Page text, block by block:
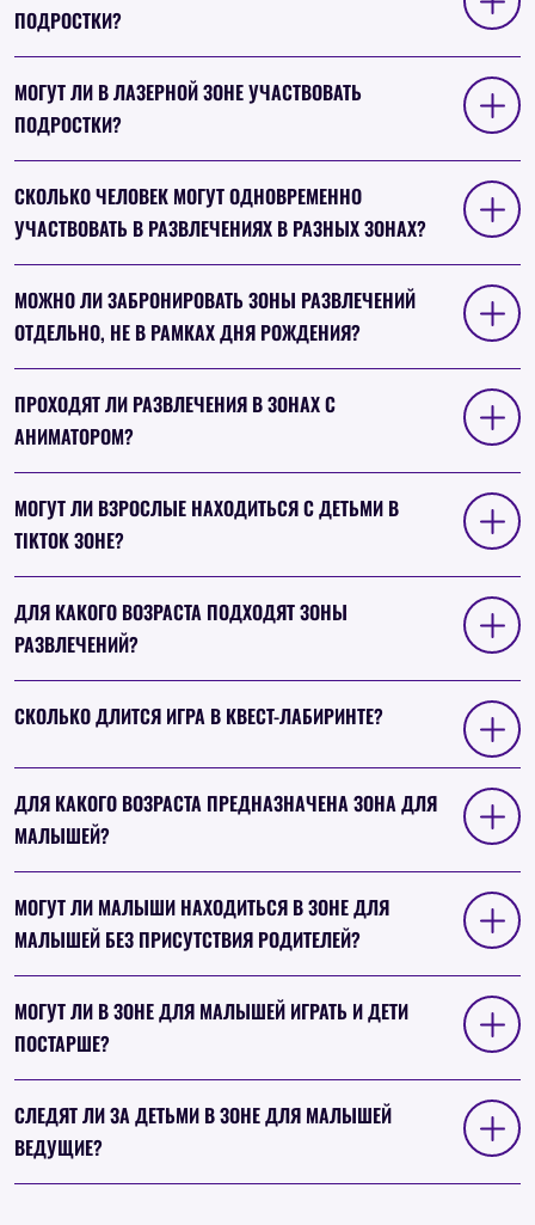
ПОДРОСТКИ?
МОГУТ ЛИ В ЛАЗЕРНОЙ ЗОНЕ УЧАСТВОВАТЬ
ПОДРОСТКИ?
СКОЛЬКО ЧЕЛОВЕК МОГУТ ОДНОВРЕМЕННО
УЧАСТВОВАТЬ В РАЗВЛЕЧЕНИЯХ В РАЗНЫХ ЗОНАХ?
МОЖНО ЛИ ЗАБРОНИРОВАТЬ ЗОНЫ РАЗВЛЕЧЕНИЙ
ОТДЕЛЬНО, НЕ В РАМКАХ ДНЯ РОЖДЕНИЯ?
ПРОХОДЯТ ЛИ РАЗВЛЕЧЕНИЯ В ЗОНАХ С
АНИМАТОРОМ?
МОГУТ ЛИ ВЗРОСЛЫЕ НАХОДИТЬСЯ С ДЕТЬМИ В
TIKTOK ЗОНЕ?
ДЛЯ КАКОГО ВОЗРАСТА ПОДХОДЯТ ЗОНЫ
РАЗВЛЕЧЕНИЙ?
СКОЛЬКО ДЛИТСЯ ИГРА В КВЕСТ-ЛАБИРИНТЕ?
ДЛЯ КАКОГО ВОЗРАСТА ПРЕДНАЗНАЧЕНА ЗОНА ДЛЯ
МАЛЫШЕЙ?
МОГУТ ЛИ МАЛЫШИ НАХОДИТЬСЯ В ЗОНЕ ДЛЯ
МАЛЫШЕЙ БЕЗ ПРИСУТСТВИЯ РОДИТЕЛЕЙ?
МОГУТ ЛИ В ЗОНЕ ДЛЯ МАЛЫШЕЙ ИГРАТЬ И ДЕТИ
ПОСТАРШЕ?
СЛЕДЯТ ЛИ ЗА ДЕТЬМИ В ЗОНЕ ДЛЯ МАЛЫШЕЙ
ВЕДУЩИЕ?